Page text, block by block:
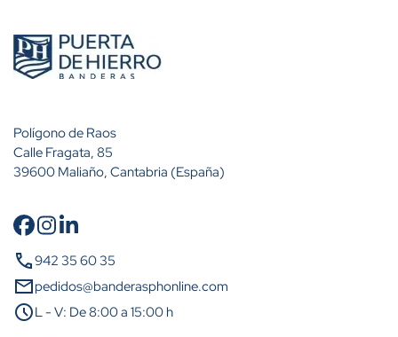
Cantidad
A partir de 25 unidades
A partir de 50 unidades
Polígono de Raos
Calle Fragata, 85
39600 Maliaño, Cantabria (España)
call942 35 60 35
mailpedidos@banderasphonline.com
scheduleL - V: De 8:00 a 15:00 h